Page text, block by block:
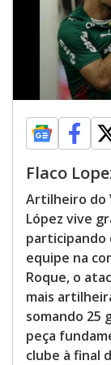
Flaco
Artilheiro do
López vive
participando
equipe na
Roque, o
mais
somando 25
peça
clube à final